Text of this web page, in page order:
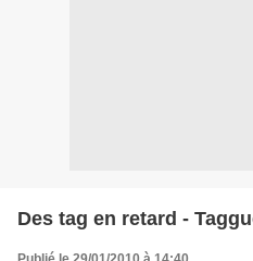
Des tag en retard -